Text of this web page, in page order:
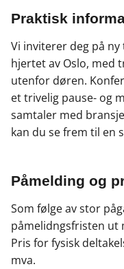
Praktisk
Vi inviterer deg på
hjertet av Oslo, med
utenfor døren.
et trivelig pause- og
samtaler med
kan du se frem til en
Påmelding og
Som følge av stor
påmelidngsfristen ut
Pris for fysisk
mva.